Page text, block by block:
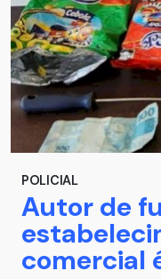
POLICIAL
Autor de
comercial